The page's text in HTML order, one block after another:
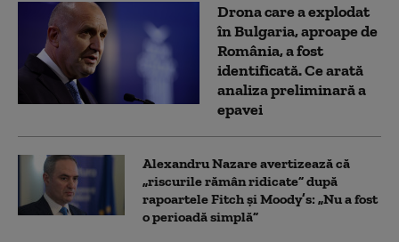
Drona care a explodat
în Bulgaria, aproape de
România, a fost
identificată. Ce arată
analiza preliminară a
epavei
Alexandru Nazare avertizează că
„riscurile rămân ridicate” după
rapoartele Fitch și Moody’s: „Nu a fost
o perioadă simplă”